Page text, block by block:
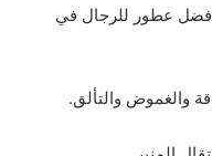
عطور للرجال في
والغموض والتألق.